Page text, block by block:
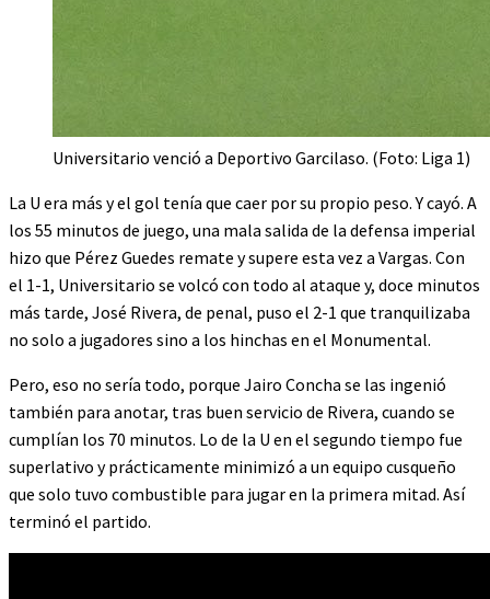
Universitario venció a Deportivo Garcilaso. (Foto: Liga 1)
La U era más y el gol tenía que caer por su propio peso. Y cayó. A
los 55 minutos de juego, una mala salida de la defensa imperial
hizo que Pérez Guedes remate y supere esta vez a Vargas. Con
el 1-1, Universitario se volcó con todo al ataque y, doce minutos
más tarde, José Rivera, de penal, puso el 2-1 que tranquilizaba
no solo a jugadores sino a los hinchas en el Monumental.
Pero, eso no sería todo, porque Jairo Concha se las ingenió
también para anotar, tras buen servicio de Rivera, cuando se
cumplían los 70 minutos. Lo de la U en el segundo tiempo fue
superlativo y prácticamente minimizó a un equipo cusqueño
que solo tuvo combustible para jugar en la primera mitad. Así
terminó el partido.